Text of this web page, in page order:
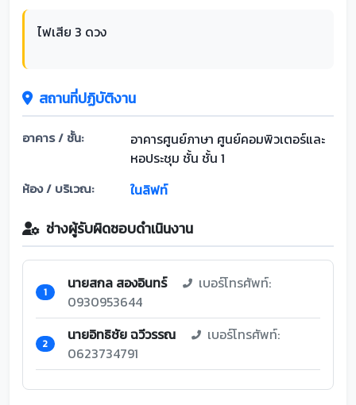
ไฟเสีย 3 ดวง
สถานที่ปฏิบัติงาน
อาคาร / ชั้น:
อาคารศูนย์ภาษา ศูนย์คอมพิวเตอร์และ
หอประชุม ชั้น ชั้น 1
ห้อง / บริเวณ: ในลิฟท์
ช่างผู้รับผิดชอบดำเนินงาน
1 นายสกล สองอินทร์
เบอร์โทรศัพท์:
0930953644
2 นายอิทธิชัย ฉวีวรรณ
เบอร์โทรศัพท์:
0623734791